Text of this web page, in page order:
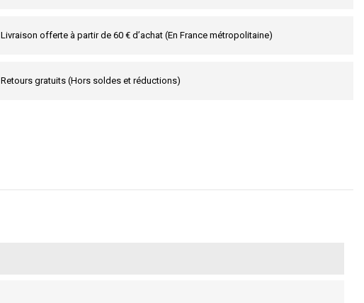
Livraison offerte à partir de 60 € d’achat (En France métropolitaine)
Retours gratuits (Hors soldes et réductions)